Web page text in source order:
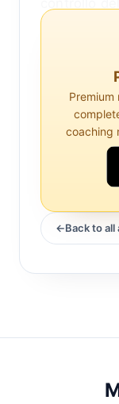
intuizioni
efficaci
Il sonno
sonno a
ciclo del
il corpo si
significativi,
funzione
Negli
profondo
coaching
Back to all